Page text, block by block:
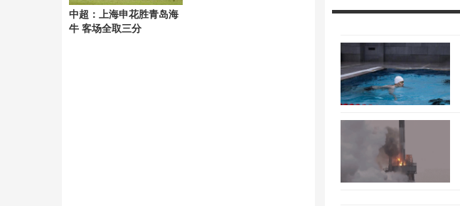
中超：上海申花胜青岛海
牛 客场全取三分